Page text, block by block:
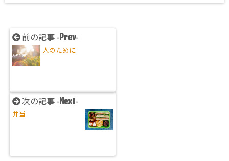
前の記事 -Prev-
人のために
次の記事 -Next-
弁当